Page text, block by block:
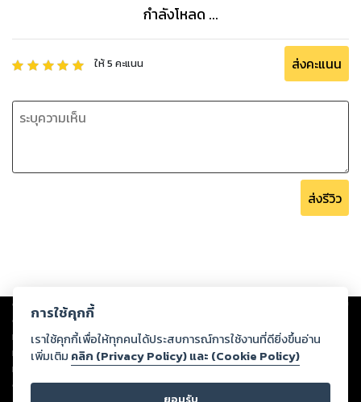
กำลังโหลด ...
ให้5 คะแนน ส่งคะแนน
ส่งรีวิว
Copyright © 2026
ต่อผลงานหรือเนื้อหาใดที่อัปโหลดผ่านเว็บไซต์และปรากฏว่าละเมิดสิทธิใน
ทรัพย์สินทางปัญญาของบุคคลอื่นหรือขัดต่อกฎหมายและศีลธรรม ดังนั้น ผู้อ่าน
ทุกท่านโปรดใช้วิจารณญาณในการกลั่นกรองด้วยตนเอง และหากท่านพบว่าส่วน
หนึ่งส่วนใดขัดต่อกฎหมายและศีลธรรม กรุณาแจ้งมายังบริษัท เพื่อทีมงานจะได้
ดำเนินการในทันที ทั้งนี้ ทางสตอรี่ล็อกขอสงวนลิขสิทธิ์ตามพระราชบัญญัติ
การใช้คุกกี้
เราใช้คุกกี้เพื่อให้ทุกคนได้ประสบการณ์การใช้งานที่ดียิ่งขึ้นอ่าน
เพิ่มเติม คลิก (Privacy Policy) และ (Cookie Policy)